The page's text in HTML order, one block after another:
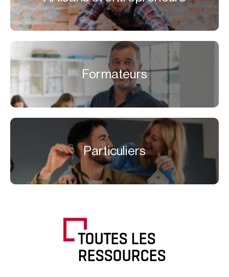
Formateurs
Particuliers
TOUTES LES
RESSOURCES